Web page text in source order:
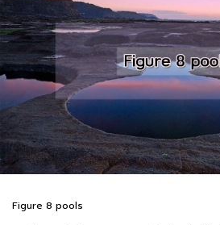
Figure 8 pools